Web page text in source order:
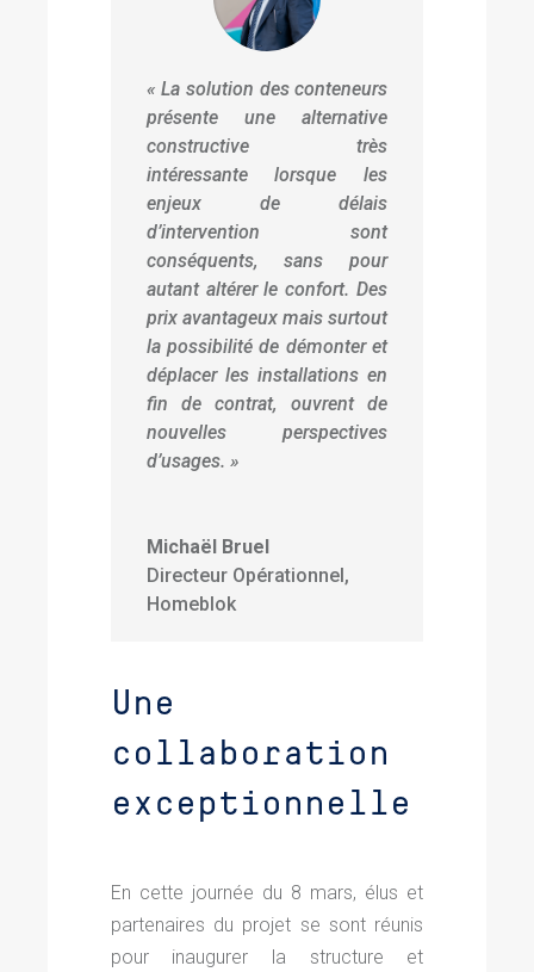
« La solution des conteneurs
présente une alternative
constructive très
intéressante lorsque les
enjeux de délais
d’intervention sont
conséquents, sans pour
autant altérer le confort.Des
prix avantageux mais surtout
la possibilité de démonter et
déplacer les installations en
fin de contrat, ouvrent de
nouvelles perspectives
d’usages. »
Michaël Bruel
Directeur Opérationnel,
Homeblok
Une
collaboration
exceptionnelle
En cette journée du 8 mars, élus et
partenaires du projet se sont réunis
pour inaugurer la structure et